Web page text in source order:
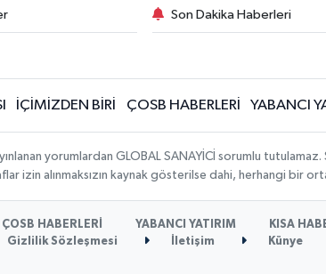
Son Dakika Haberleri
İÇİMİZDEN BİRİ ÇOSB HABERLERİ YABANCI
yorumlardan GLOBAL SANAYİCİ sorumlu
izin alınmaksızın kaynak gösterilse dahi, herhangi bir
ÇOSB HABERLERİ YABANCI YATIRIM KISA
Gizlilik Sözleşmesi İletişim Künye